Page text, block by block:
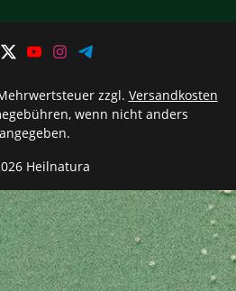
Heilnatura
zzgl. Versandkosten
wenn nicht anders
angegeben.